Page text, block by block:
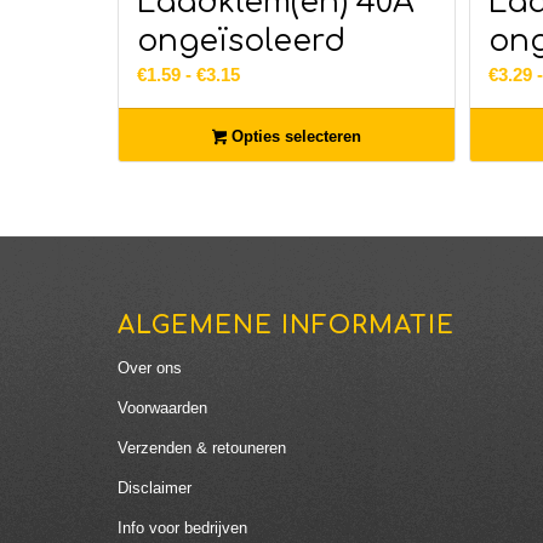
ongeïsoleerd
€1.59 - €3.15Prijsklasse:
tot
€3.15
Opties selecteren
€3.29 -
ALGEMENE INFORMATIE
Over ons
Voorwaarden
Verzenden & retouneren
Disclaimer
Info voor bedrijven